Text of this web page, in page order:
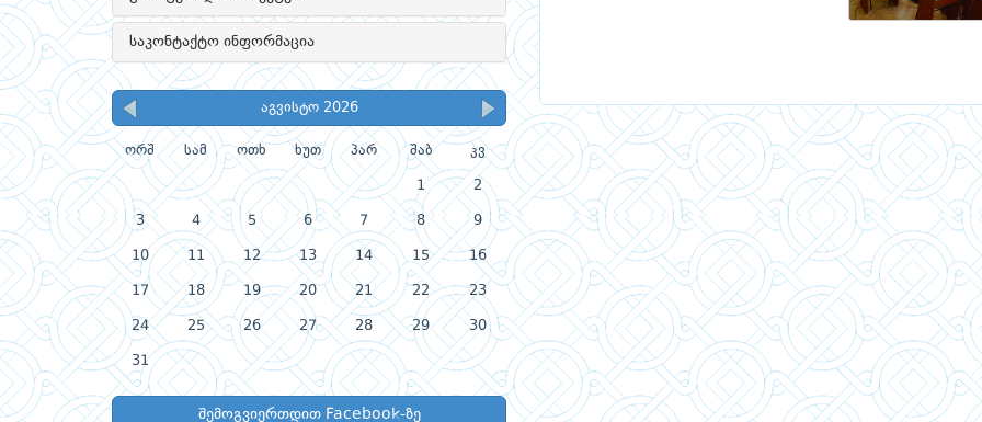
საკონტაქტო ინფორმაცია
აგვისტო 2026
ორშ სამ ოთხ ხუთ პარ შაბ კვ
1 2
3 4 5 6 7 8 9
10 11 12 13 14 15 16
17 18 19 20 21 22 23
24 25 26 27 28 29 30
31
შემოგვიერთდით Facebook-ზე